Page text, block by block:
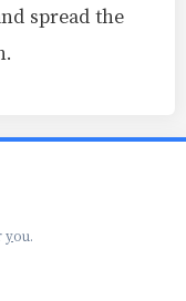
spread the
you.